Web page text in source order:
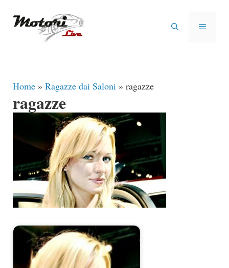
MENU
Home » Ragazze dai Saloni » ragazze
ragazze